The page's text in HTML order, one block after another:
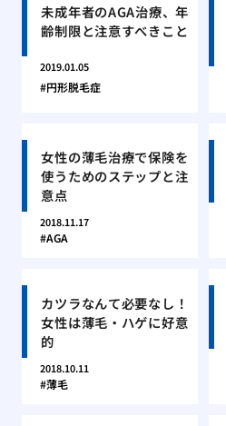
未成年者のAGA治療、年
齢制限と注意すべきこと
2019.01.05
円形脱毛症
女性の薄毛治療で保険を
使うためのステップと注
意点
2018.11.17
AGA
カツラなんて必要なし！
女性は薄毛・ハゲに好意
的
2018.10.11
薄毛